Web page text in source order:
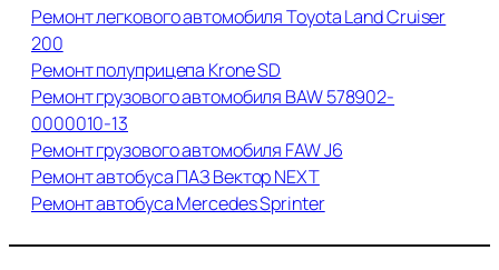
Ремонт легкового автомобиля Toyota Land Cruiser
200
Ремонт полуприцепа Krone SD
Ремонт грузового автомобиля BAW 578902-
0000010-13
Ремонт грузового автомобиля FAW J6
Ремонт автобуса ПАЗ Вектор NEXT
Ремонт автобуса Mercedes Sprinter